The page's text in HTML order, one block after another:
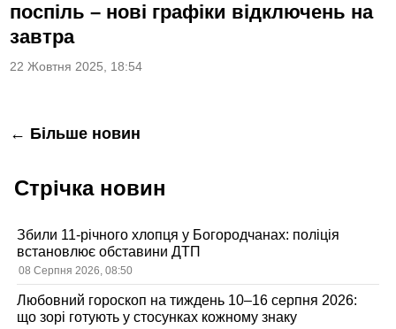
поспіль – нові графіки відключень на
завтра
22 Жовтня 2025, 18:54
Навігація
записами
← Більше новин
Стрічка новин
Збили 11-річного хлопця у Богородчанах: поліція
встановлює обставини ДТП
08 Серпня 2026, 08:50
Любовний гороскоп на тиждень 10–16 серпня 2026:
що зорі готують у стосунках кожному знаку